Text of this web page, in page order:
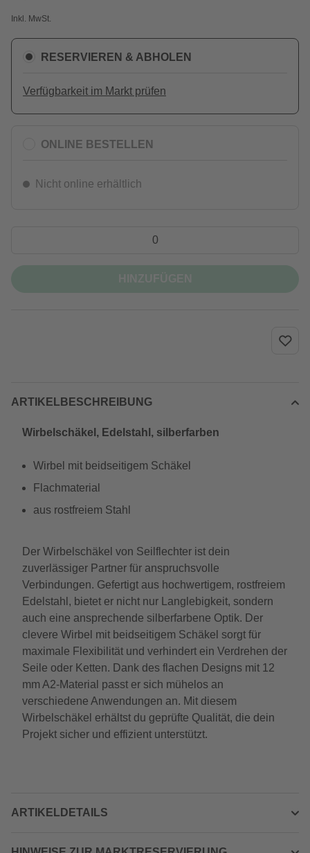
Inkl. MwSt.
RESERVIEREN & ABHOLEN
Verfügbarkeit im Markt prüfen
ONLINE BESTELLEN
Nicht online erhältlich
ARTIKELBESCHREIBUNG
Wirbelschäkel, Edelstahl, silberfarben
Wirbel mit beidseitigem Schäkel
Flachmaterial
aus rostfreiem Stahl
Der Wirbelschäkel von Seilflechter ist dein
zuverlässiger Partner für anspruchsvolle
Verbindungen. Gefertigt aus hochwertigem, rostfreiem
Edelstahl, bietet er nicht nur Langlebigkeit, sondern
auch eine ansprechende silberfarbene Optik. Der
clevere Wirbel mit beidseitigem Schäkel sorgt für
maximale Flexibilität und verhindert ein Verdrehen der
Seile oder Ketten. Dank des flachen Designs mit 12
mm A2-Material passt er sich mühelos an
verschiedene Anwendungen an. Mit diesem
Wirbelschäkel erhältst du geprüfte Qualität, die dein
Projekt sicher und effizient unterstützt.
ARTIKELDETAILS